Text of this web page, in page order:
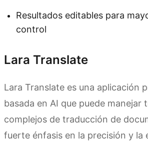
Resultados editables para
control
Lara Translate
Lara Translate es una aplicación
basada en AI que puede manejar
complejos de traducción de
fuerte énfasis en la precisión y la